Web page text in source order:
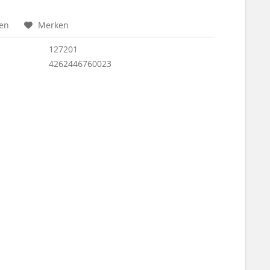
Merken
127201
4262446760023